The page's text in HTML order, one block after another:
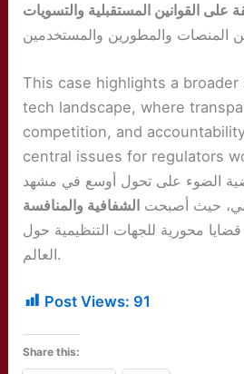
على القوانين المستقبلية والتسويات
This case highlights a
tech landscape, where
competition, and
central issues for regulators
الضوء على تحول أوسع في مشهد
حيث أصبحت الشفافية والمنافسة
قضايا محورية للجهات التنظيمية حول
العالم.
Post Views: 91
Share this: